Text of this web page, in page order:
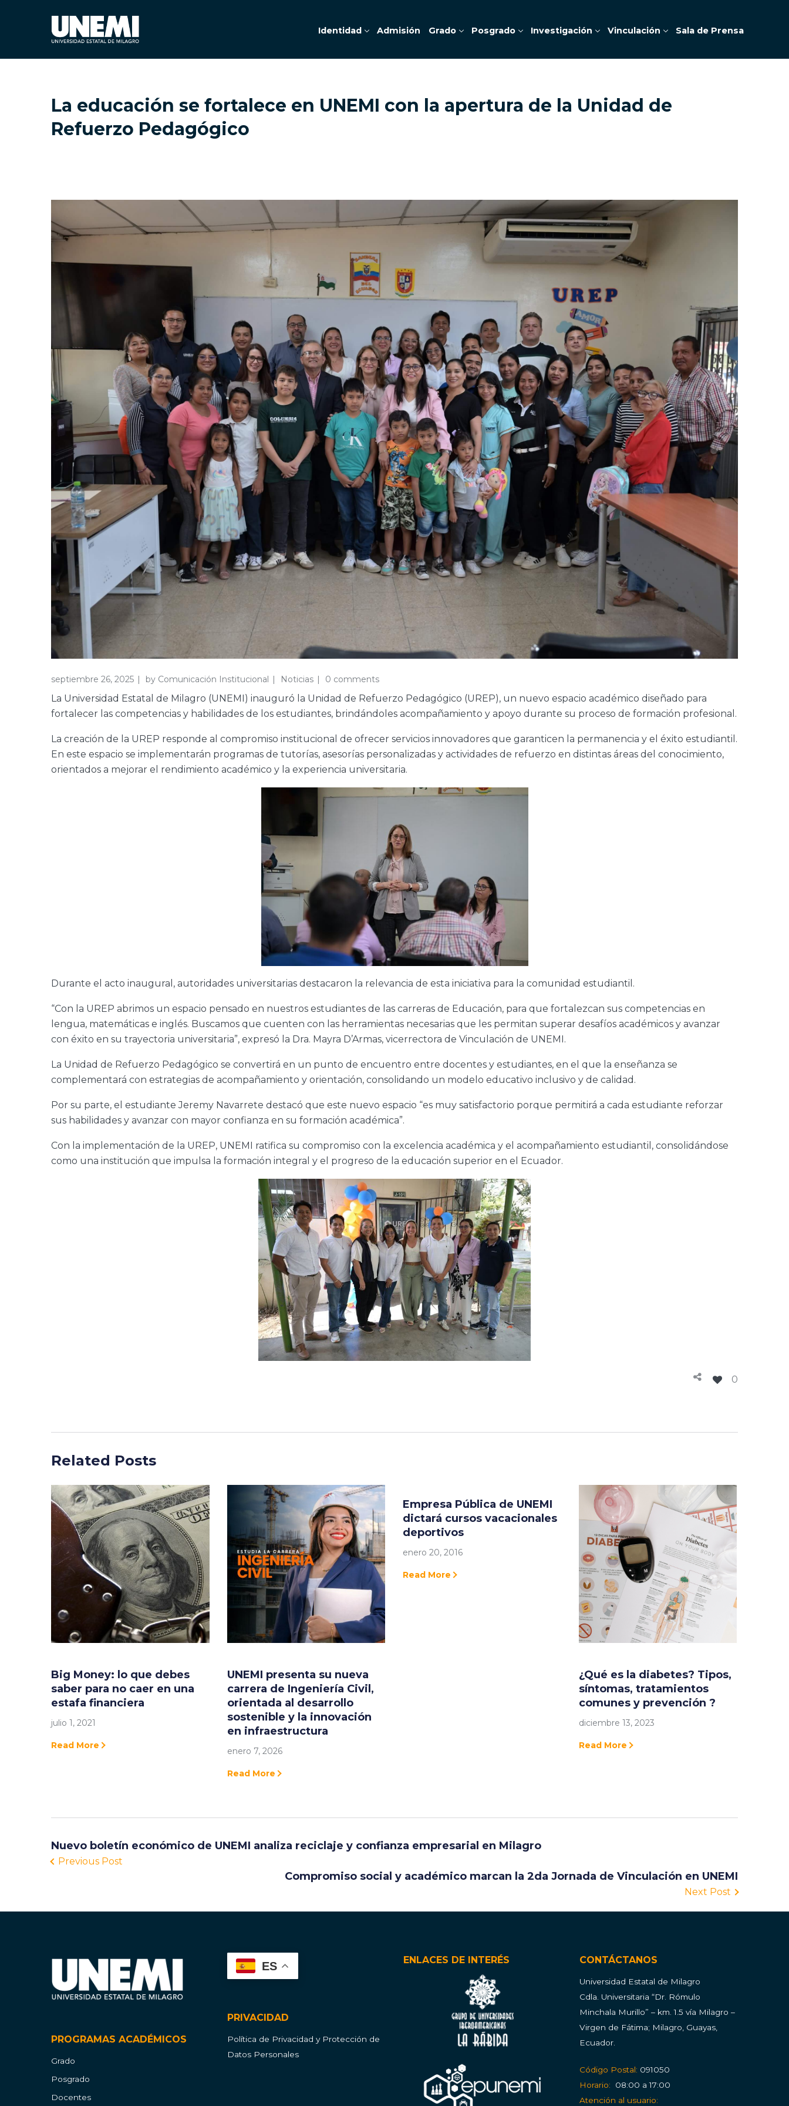
Identidad Admisión Grado Posgrado Investigación Vinculación Sala de Prensa
La educación se fortalece en UNEMI con la apertura de la Unidad de
Refuerzo Pedagógico
septiembre 26, 2025 by Comunicación Institucional Noticias 0 comments
La Universidad Estatal de Milagro (UNEMI) inauguró la Unidad de Refuerzo Pedagógico (UREP), un nuevo espacio académico diseñado para
fortalecer las competencias y habilidades de los estudiantes, brindándoles acompañamiento y apoyo durante su proceso de formación profesional.
La creación de la UREP responde al compromiso institucional de ofrecer servicios innovadores que garanticen la permanencia y el éxito estudiantil.
En este espacio se implementarán programas de tutorías, asesorías personalizadas y actividades de refuerzo en distintas áreas del conocimiento,
orientados a mejorar el rendimiento académico y la experiencia universitaria.
Durante el acto inaugural, autoridades universitarias destacaron la relevancia de esta iniciativa para la comunidad estudiantil.
“Con la UREP abrimos un espacio pensado en nuestros estudiantes de las carreras de Educación, para que fortalezcan sus competencias en
lengua, matemáticas e inglés. Buscamos que cuenten con las herramientas necesarias que les permitan superar desafíos académicos y avanzar
con éxito en su trayectoria universitaria”, expresó la Dra. Mayra D’Armas, vicerrectora de Vinculación de UNEMI.
La Unidad de Refuerzo Pedagógico se convertirá en un punto de encuentro entre docentes y estudiantes, en el que la enseñanza se
complementará con estrategias de acompañamiento y orientación, consolidando un modelo educativo inclusivo y de calidad.
Por su parte, el estudiante Jeremy Navarrete destacó que este nuevo espacio “es muy satisfactorio porque permitirá a cada estudiante reforzar
sus habilidades y avanzar con mayor confianza en su formación académica”.
Con la implementación de la UREP, UNEMI ratifica su compromiso con la excelencia académica y el acompañamiento estudiantil, consolidándose
como una institución que impulsa la formación integral y el progreso de la educación superior en el Ecuador.
0
Related Posts
Big Money: lo que debes
saber para no caer en una
estafa financiera
julio 1, 2021
Read More
UNEMI presenta su nueva
carrera de Ingeniería Civil,
orientada al desarrollo
sostenible y la innovación
en infraestructura
enero 7, 2026
Read More
Empresa Pública de UNEMI
dictará cursos vacacionales
deportivos
enero 20, 2016
Read More
¿Qué es la diabetes? Tipos,
síntomas, tratamientos
comunes y prevención ?
diciembre 13, 2023
Read More
Nuevo boletín económico de UNEMI analiza reciclaje y confianza empresarial en Milagro
Previous Post
Compromiso social y académico marcan la 2da Jornada de Vinculación en UNEMI
Next Post
PROGRAMAS ACADÉMICOS
Grado
Posgrado
Docentes
ES
PRIVACIDAD
Política de Privacidad y Protección de
Datos Personales
ENLACES DE INTERÉS CONTÁCTANOS
Universidad Estatal de Milagro
Cdla. Universitaria “Dr. Rómulo
Minchala Murillo” – km. 1.5 vía Milagro –
Virgen de Fátima; Milagro, Guayas,
Ecuador.
Código Postal: 091050
Horario:
08:00 a 17:00
Atención al usuario: